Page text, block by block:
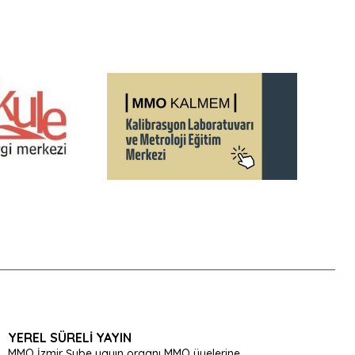
YEREL SÜRELI YAYIN